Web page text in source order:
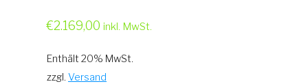
€2.169,00 inkl. MwSt.
Enthält 20% MwSt.
zzgl. Versand